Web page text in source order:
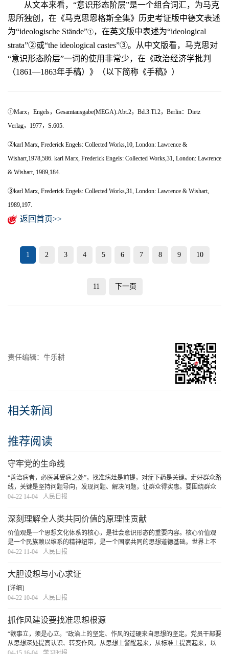
从文本来看，“意识形态阶层”是一个组合词汇，为马克
思所独创，在《马克思恩格斯全集》历史考证版中德文表述
为“ideologische Stände”①，在英文版中表述为“ideological
strata”②或“the ideological castes”③。从中文版看，马克思对
“意识形态阶层”一词的使用非常少，在《政治经济学批判
（1861—1863年手稿）》（以下简称《手稿》）
①Marx， Engels， Gesamtausgabe(MEGA).Abt.2， Bd.3.Tl.2， Berlin： Dietz
Verlag， 1977， S.605.
②karl Marx, Frederick Engels: Collected Works,10, London: Lawrence &
Wishart,1978,586. karl Marx, Frederick Engels: Collected Works,31, London: Lawrence
& Wishart, 1989,184.
③karl Marx, Frederick Engels: Collected Works,31, London: Lawrence & Wishart,
1989,197.
返回首页>>
1 2 3 4 5 6 7 8 9 10
11 下一页
责任编辑：牛乐耕
相关新闻
推荐阅读
守牢党的生命线
“善治病者，必医其受病之处”，找准病灶是前提，对症下药是关键。走好群众路
线，关键是坚持问题导向，发现问题、解决问题，让群众得实惠。要围绕群众
反映的住房、养老、就业、医疗等突出问题，把合理诉求一条条拎出来，推动
04-22 14-04 人民日报
深刻理解全人类共同价值的原理性贡献
价值观是一个思想文化体系的核心，是社会意识形态的重要内容。核心价值观
是一个民族赖以维系的精神纽带，是一个国家共同的思想道德基础。世界上不
同民族、不同文化圈都有自己的核心价值观。在经济全球化深入发展的时代背
04-22 11-04 人民日报
大胆设想与小心求证
[详细]
04-22 10-04
人民日报
抓作风建设要找准思想根源
“欲事立，须是心立。”政治上的坚定、作风的过硬来自思想的坚定。党员干部要
从思想深处提高认识、转变作风，从思想上警醒起来，从标准上提高起来，以
思想自觉促进行动自觉，切实增强贯彻落实中央八项规定精神的坚定性，努力